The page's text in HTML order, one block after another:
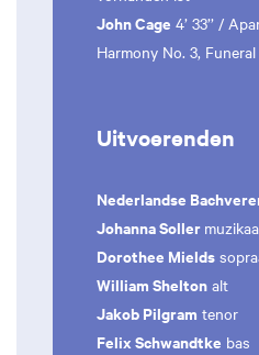
John Cage 4’ 33’’ /
Harmony No. 3,
Uitvoerenden
Nederlandse
Johanna Soller
Dorothee Mields
William Shelton alt
Jakob Pilgram tenor
Felix Schwandtke bas